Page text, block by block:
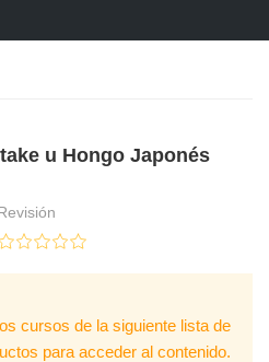
u Hongo Japonés
cursos de la siguiente lista de
para acceder al contenido.